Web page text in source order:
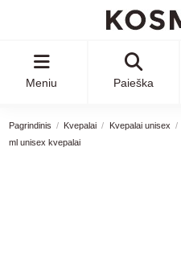
Meniu Paieška
Pagrindinis Kvepalai Kvepalai unisex
ml unisex kvepalai